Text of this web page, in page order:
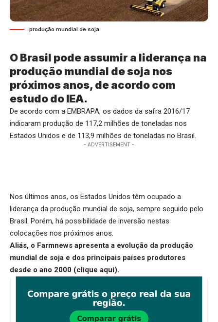
produção mundial de soja
O Brasil pode assumir a liderança na
produção mundial de soja nos
próximos anos, de acordo com
estudo do IEA.
De acordo com a EMBRAPA, os dados da safra 2016/17
indicaram produção de 117,2 milhões de toneladas nos
Estados Unidos e de 113,9 milhões de toneladas no Brasil.
- ADVERTISEMENT -
Nos últimos anos, os Estados Unidos têm ocupado a
liderança da produção mundial de soja, sempre seguido pelo
Brasil. Porém, há possibilidade de inversão nestas
colocações nos próximos anos.
Aliás, o Farmnews apresenta a evolução da produção
mundial de soja e dos principais países produtores
desde o ano 2000 (clique aqui).